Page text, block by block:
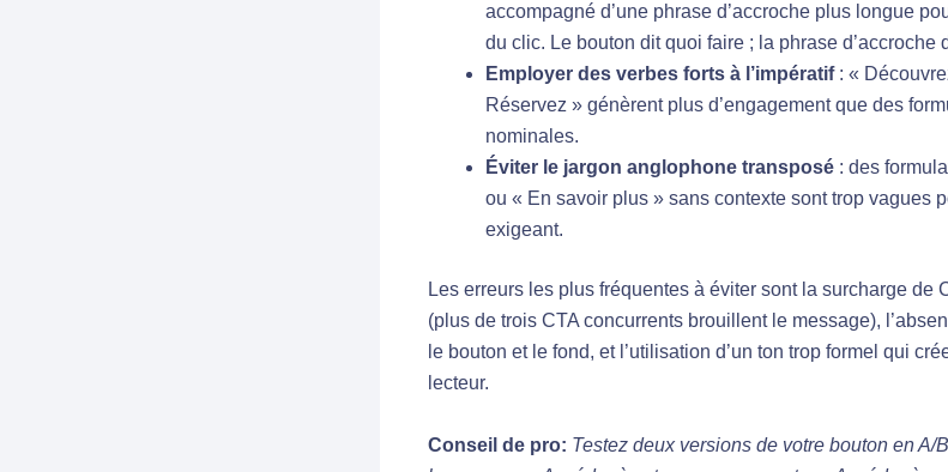
accompagné d’une phrase d’accroche plus longue
du clic. Le bouton dit quoi faire ; la phrase d’accroche
Employer des verbes forts à l’impératif: «
Réservez » génèrent plus d’engagement que des
nominales.
Éviter le jargon anglophone transposé : des
ou « En savoir plus » sans contexte sont trop vagues
exigeant.
Les erreurs les plus fréquentes à éviter sont la surcharge de
(plus de trois CTA concurrents brouillent le message),
le bouton et le fond, et l’utilisation d’un ton trop formel qui
lecteur.
Conseil de pro: Testez deux versions de votre bouton en A/